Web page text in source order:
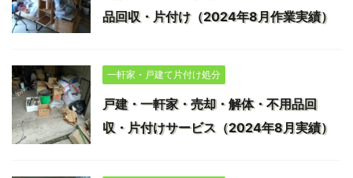
品回収・片付け（2024年8月作業実績）
一軒家・戸建て片付け処分
戸建・一軒家・売却・解体・不用品回
収・片付けサービス（2024年8月実績）